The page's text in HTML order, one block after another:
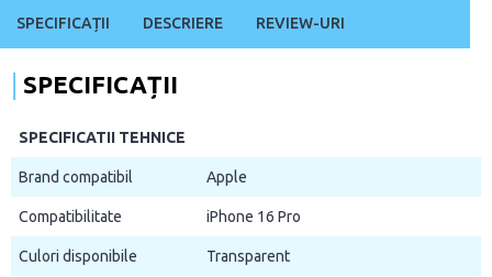
SPECIFICAȚII DESCRIERE REVIEW-URI
SPECIFICAȚII
SPECIFICATII TEHNICE
Brand compatibil Apple
Compatibilitate iPhone 16 Pro
Culori disponibile Transparent